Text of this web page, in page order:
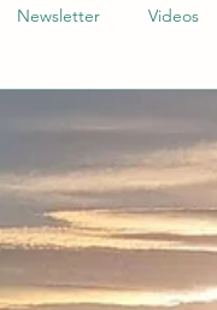
Newsletter Videos